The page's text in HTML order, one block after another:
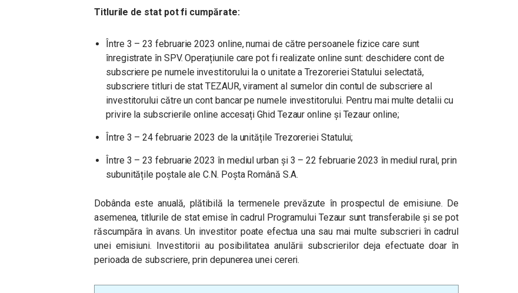
Titlurile de stat pot fi cumpărate:
Între 3 – 23 februarie 2023 online, numai de către persoanele fizice care sunt
înregistrate în SPV. Operațiunile care pot fi realizate online sunt: deschidere cont de
subscriere pe numele investitorului la o unitate a Trezoreriei Statului selectată,
subscriere titluri de stat TEZAUR, virament al sumelor din contul de subscriere al
investitorului către un cont bancar pe numele investitorului. Pentru mai multe detalii cu
privire la subscrierile online accesați Ghid Tezaur online și Tezaur online;
Între 3 – 24 februarie 2023 de la unitățile Trezoreriei Statului;
Între 3 – 23 februarie 2023 în mediul urban și 3 – 22 februarie 2023 în mediul rural, prin
subunitățile poștale ale C.N. Poșta Română S.A.
Dobânda este anuală, plătibilă la termenele prevăzute în prospectul de emisiune. De
asemenea, titlurile de stat emise în cadrul Programului Tezaur sunt transferabile și se pot
răscumpăra în avans. Un investitor poate efectua una sau mai multe subscrieri în cadrul
unei emisiuni. Investitorii au posibilitatea anulării subscrierilor deja efectuate doar în
perioada de subscriere, prin depunerea unei cereri.